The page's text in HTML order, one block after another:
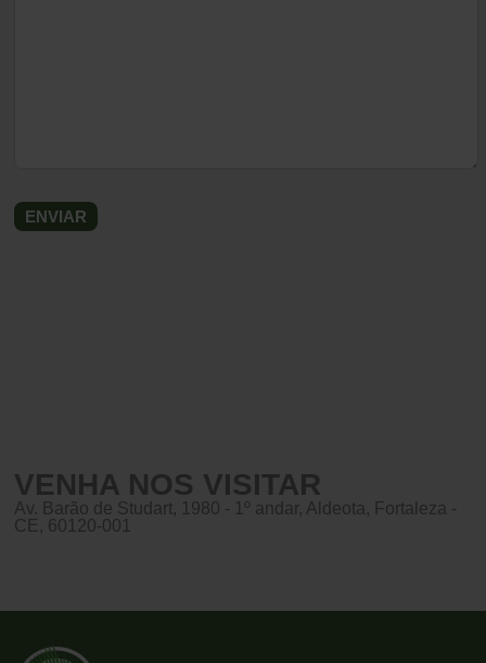
VENHA NOS VISITAR
Av. Barão de Studart, 1980 - 1º andar, Aldeota, Fortaleza -
CE, 60120-001